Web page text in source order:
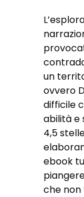
un
ovvero
difficile
abilità e
4,5
ebook
che